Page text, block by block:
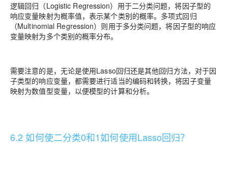
逻辑回归（Logistic Regression）用于二分类问题，将因子型的
响应变量映射为概率值，表示某个类别的概率。多项式回归
（Multinomial Regression）则用于多分类问题，将因子型的响应
变量映射为多个类别的概率分布。
需要注意的是，无论是使用Lasso回归还是其他回归方法，对于因
子类型的响应变量，都需要进行适当的编码和转换，将因子变量
映射为数值型变量，以便模型的计算和分析。
6.2 如何使二分类0和1如何使用Lasso回归？